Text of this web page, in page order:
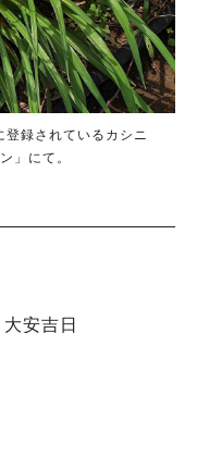
録されているカシニ
」にて。
安吉日